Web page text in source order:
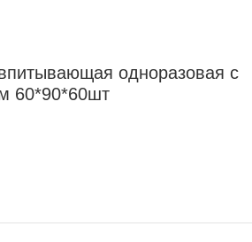
одноразовая с
60*90*60шт